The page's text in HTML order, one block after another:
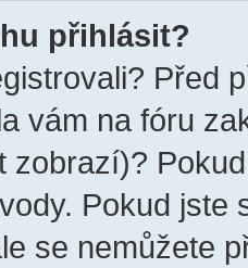
přihlásit?
Před
vám na fóru
zobrazí)?
Pokud jste
se nemůžete